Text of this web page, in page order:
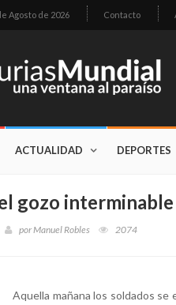
Agosto de 2026 Contacto
ACTUALIDAD DEPORTES
gozo interminable
porManuel Robles 2074
Aquella mañana los soldados